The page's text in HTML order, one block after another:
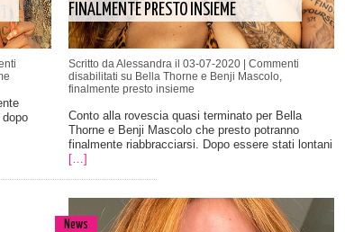
FINALMENTE PRESTO INSIEME
Scritto da Alessandra il 03-07-2020 | Commenti
disabilitati su Bella Thorne e Benji Mascolo,
finalmente presto insieme
Conto alla rovescia quasi terminato per Bella
Thorne e Benji Mascolo che presto potranno
finalmente riabbracciarsi. Dopo essere stati lontani
[…]
News